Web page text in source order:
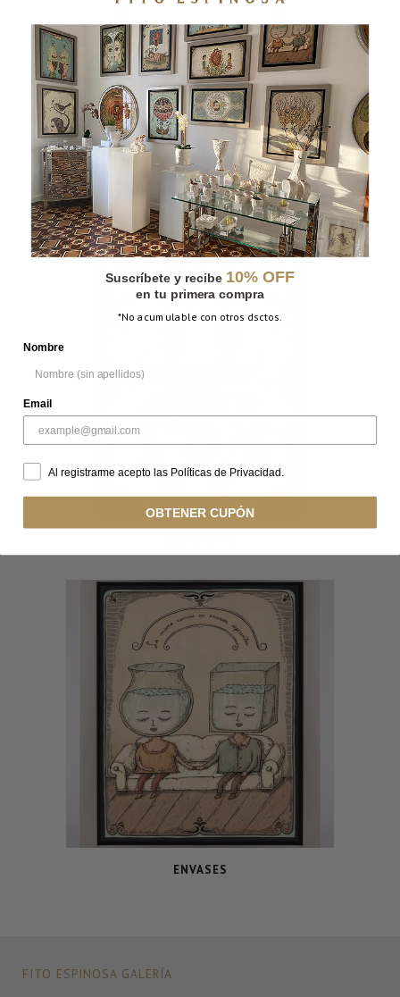
CON ESTRELLA
ENVASES
FITO ESPINOSA GALERÍA
Suscríbete y recibe 10% OFF
en tu primera compra
*No acumulable con otros dsctos.
Nombre
Email
Al registrarme acepto las Políticas de Privacidad.
OBTENER CUPÓN